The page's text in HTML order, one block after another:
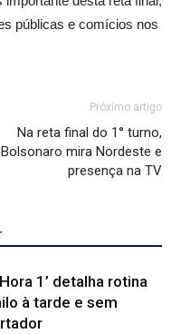
públicas e comícios nos
Próximo artigo
Na reta final do 1° turno,
Bolsonaro mira Nordeste e
presença na TV
1’ detalha rotina
à tarde e sem